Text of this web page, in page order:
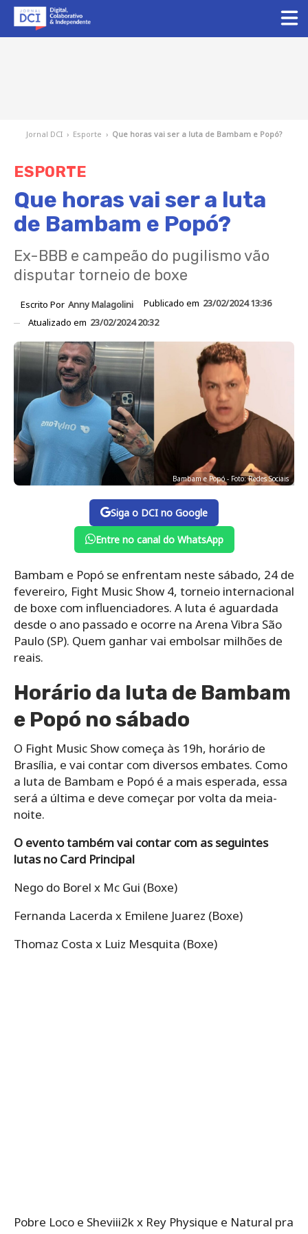
Jornal DCI › Esporte › Que horas vai ser a luta de Bambam e Popó?
ESPORTE
Que horas vai ser a luta
de Bambam e Popó?
Ex-BBB e campeão do pugilismo vão
disputar torneio de boxe
Escrito Por Anny Malagolini Publicado em 23/02/2024 13:36
Atualizado em 23/02/2024 20:32
Bambam e Popó - Foto: Redes Sociais
Siga o DCI no Google
Entre no canal do WhatsApp
Bambam e Popó se enfrentam neste sábado, 24 de
fevereiro, Fight Music Show 4, torneio internacional
de boxe com influenciadores. A luta é aguardada
desde o ano passado e ocorre na Arena Vibra São
Paulo (SP). Quem ganhar vai embolsar milhões de
reais.
Horário da luta de Bambam
e Popó no sábado
O Fight Music Show começa às 19h, horário de
Brasília, e vai contar com diversos embates. Como
a luta de Bambam e Popó é a mais esperada, essa
será a última e deve começar por volta da meia-
noite.
O evento também vai contar com as seguintes
lutas no Card Principal
Nego do Borel x Mc Gui (Boxe)
Fernanda Lacerda x Emilene Juarez (Boxe)
Thomaz Costa x Luiz Mesquita (Boxe)
Pobre Loco e Sheviii2k x Rey Physique e Natural pra